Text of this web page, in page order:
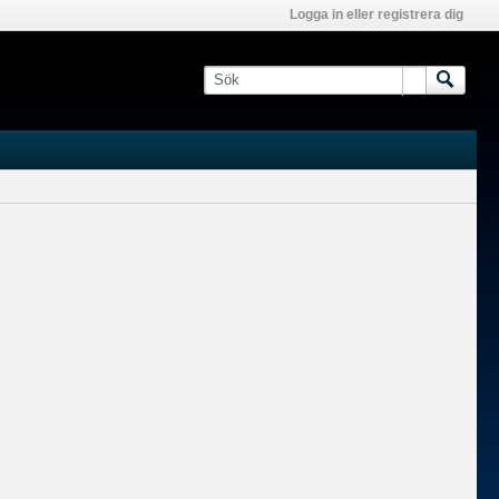
Logga in eller registrera dig